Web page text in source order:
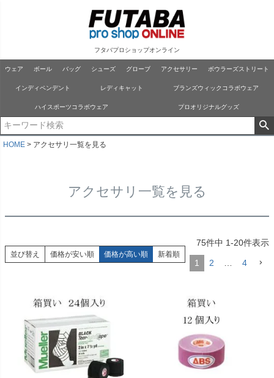
フタバプロショップオンライン
ウェア ボール バッグ シューズ グローブ アクセサリー ボウラーズストリート
インディペンデント レディキャット ブランズウィックコラボウェア
ハイスポーツコラボウェア プロオリジナルグッズ
HOME アクセサリ一覧を見る
アクセサリ一覧を見る
並び替え 価格が安い順 価格が高い順 新着順
75件中 1-20件表示
1 2 … 4